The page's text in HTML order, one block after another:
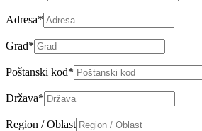
Adresa*
Grad*
Poštanski kod*
Država*
Region / Oblast